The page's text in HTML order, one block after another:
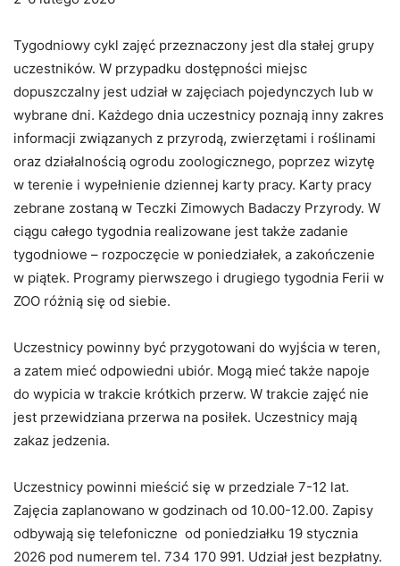
Tygodniowy cykl zajęć przeznaczony jest dla stałej grupy
uczestników. W przypadku dostępności miejsc
dopuszczalny jest udział w zajęciach pojedynczych lub w
wybrane dni. Każdego dnia uczestnicy poznają inny zakres
informacji związanych z przyrodą, zwierzętami i roślinami
oraz działalnością ogrodu zoologicznego, poprzez wizytę
w terenie i wypełnienie dziennej karty pracy. Karty pracy
zebrane zostaną w Teczki Zimowych Badaczy Przyrody. W
ciągu całego tygodnia realizowane jest także zadanie
tygodniowe – rozpoczęcie w poniedziałek, a zakończenie
w piątek. Programy pierwszego i drugiego tygodnia Ferii w
ZOO różnią się od siebie.
Uczestnicy powinny być przygotowani do wyjścia w teren,
a zatem mieć odpowiedni ubiór. Mogą mieć także napoje
do wypicia w trakcie krótkich przerw. W trakcie zajęć nie
jest przewidziana przerwa na posiłek. Uczestnicy mają
zakaz jedzenia.
Uczestnicy powinni mieścić się w przedziale 7-12 lat.
Zajęcia zaplanowano w godzinach od 10.00-12.00. Zapisy
odbywają się telefoniczne od poniedziałku 19 stycznia
2026 pod numerem tel. 734 170 991. Udział jest bezpłatny.